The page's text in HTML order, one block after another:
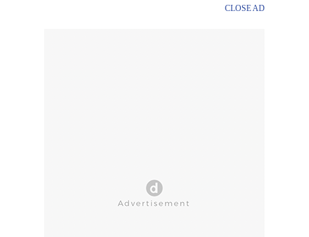
CLOSE AD